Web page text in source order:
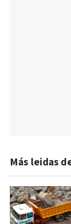
Más leidas